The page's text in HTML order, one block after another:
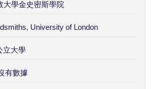
大學金史密斯學院
University of London
立大學
有數據